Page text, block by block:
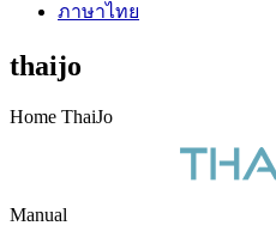
ภาษาไทย
thaijo
Home ThaiJo
Manual